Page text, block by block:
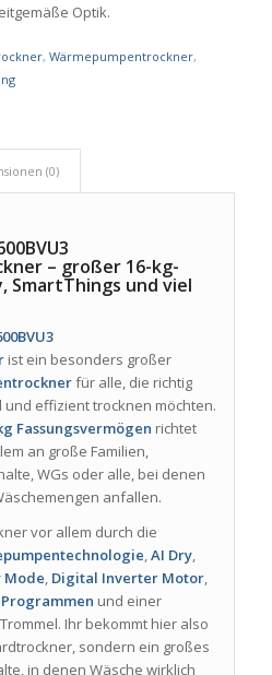
Optik.
, Wärmepumpentrockner,
(0)
– großer 16-kg-
SmartThings und viel
ist ein besonders großer
für alle, die richtig
effizient trocknen möchten.
Fassungsvermögen richtet
an große Familien,
WGs oder alle, bei denen
anfallen.
vor allem durch die
,AI Dry,
Mode, Digital Inverter Motor,
und einer
Ihr bekommt hier also
sondern ein großes
in denen Wäsche wirklich